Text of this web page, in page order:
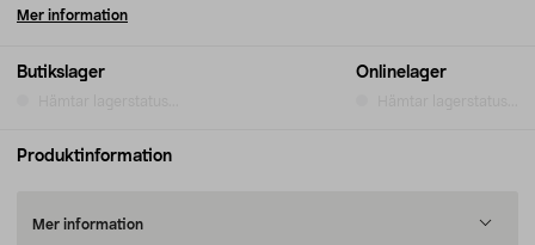
Butikslager Onlinelager
Mer information
Produktinformation
Mer information